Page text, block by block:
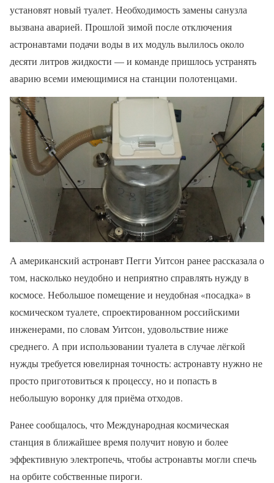
установят новый туалет. Необходимость замены санузла
вызвана аварией. Прошлой зимой после отключения
астронавтами подачи воды в их модуль вылилось около
десяти литров жидкости — и команде пришлось устранять
аварию всеми имеющимися на станции полотенцами.
А американский астронавт Пегги Уитсон ранее рассказала о
том, насколько неудобно и неприятно справлять нужду в
космосе. Небольшое помещение и неудобная «посадка» в
космическом туалете, спроектированном российскими
инженерами, по словам Уитсон, удовольствие ниже
среднего. А при использовании туалета в случае лёгкой
нужды требуется ювелирная точность: астронавту нужно не
просто приготовиться к процессу, но и попасть в
небольшую воронку для приёма отходов.
Ранее сообщалось, что Международная космическая
станция в ближайшее время получит новую и более
эффективную электропечь, чтобы астронавты могли спечь
на орбите собственные пироги.